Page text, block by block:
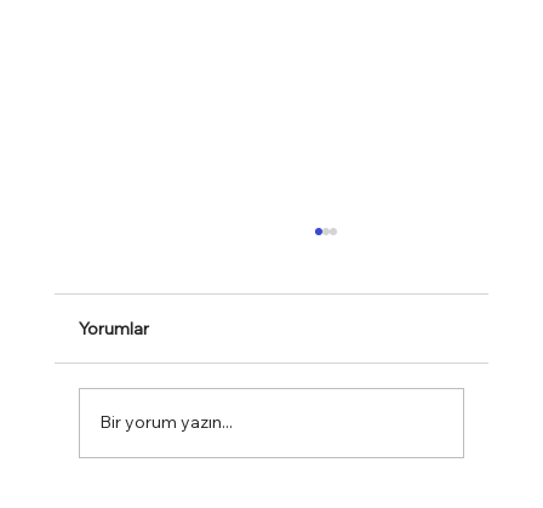
Kitap Tavsiyeleri - 2020
Yorumlar
Bir yorum yazın...